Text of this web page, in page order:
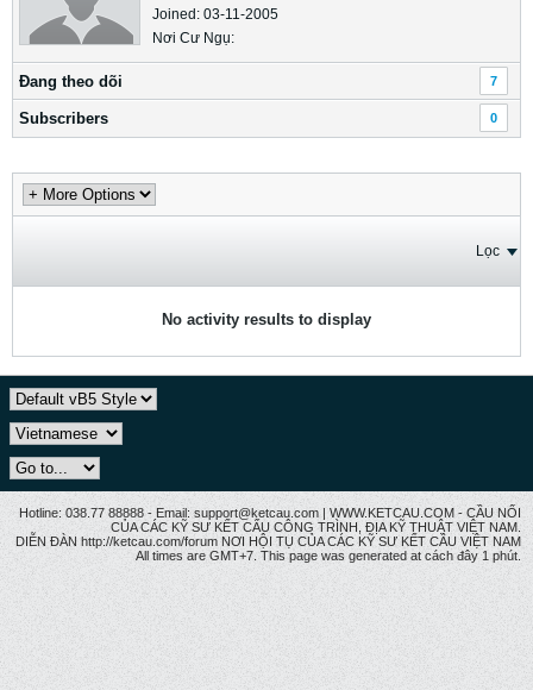
Joined: 03-11-2005
Nơi Cư Ngụ:
Ðang theo dõi 7
Subscribers 0
Lọc
No activity results to display
Hotline: 038.77 88888 - Email: support@ketcau.com | WWW.KETCAU.COM - CẦU NỐI
CỦA CÁC KỸ SƯ KẾT CẤU CÔNG TRÌNH, ĐỊA KỸ THUẬT VIỆT NAM.
DIỄN ĐÀN http://ketcau.com/forum NƠI HỘI TỤ CỦA CÁC KỸ SƯ KẾT CÂU VIỆT NAM
All times are GMT+7. This page was generated at cách đây 1 phút.